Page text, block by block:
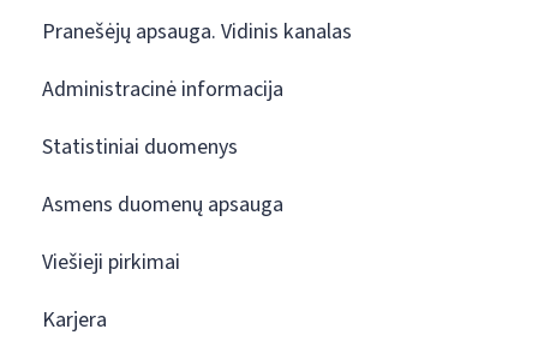
Pranešėjų apsauga. Vidinis kanalas
Administracinė informacija
Statistiniai duomenys
Asmens duomenų apsauga
Viešieji pirkimai
Karjera